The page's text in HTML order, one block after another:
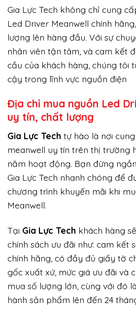
Gia Lực Tech không chỉ cung
Led Driver Meanwell chính
lượng lên hàng đầu. Với sự
nhân viên tận tâm, và cam kết
cầu của khách hàng, chúng tôi
cậy trong lĩnh vực nguồn điện
Địa chỉ mua nguồn Led
uy tín, chất lượng
Gia Lực Tech tự hào là nơi
meanwell uy tín trên thị trường
năm hoạt động. Bạn đừng
Gia Lực Tech nhanh chóng để
chương trình khuyến mãi khi
Meanwell.
Tại Gia Lực Tech khách hàng
chính sách ưu đãi như: cam kết
chính hãng, có đầy đủ giấy tờ
gốc xuất xứ, mức giá ưu đãi và
mua số lượng lớn, cùng với đó
hành sản phẩm lên đến 24